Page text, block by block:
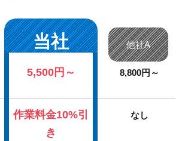
当社 他社A
5,500円～ 8,800円～
作業料金10%引
き
なし